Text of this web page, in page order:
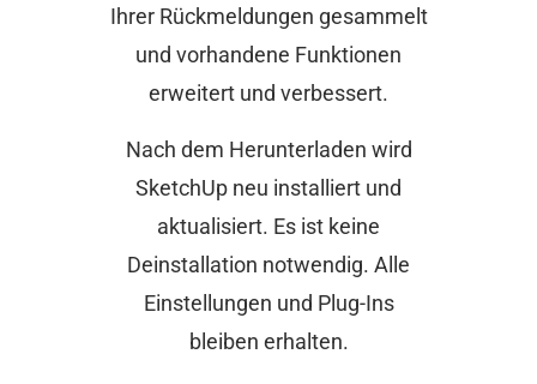
Ihrer Rückmeldungen gesammelt
und vorhandene Funktionen
erweitert und verbessert.
Nach dem Herunterladen wird
SketchUp neu installiert und
aktualisiert. Es ist keine
Deinstallation notwendig. Alle
Einstellungen und Plug-Ins
bleiben erhalten.